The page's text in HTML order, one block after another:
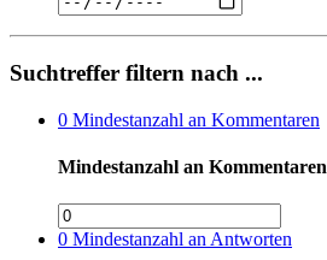
Suchtreffer filtern nach ...
0 Mindestanzahl an Kommentaren
Mindestanzahl an Kommentaren
0 Mindestanzahl an Antworten